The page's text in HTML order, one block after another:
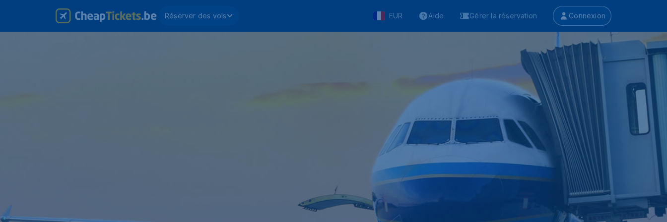
Réserver des vols EUR Aide Gérer la réservation Connexion